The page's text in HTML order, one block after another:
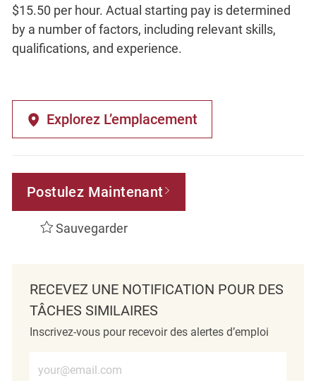
$15.50 per hour. Actual starting pay is determined
by a number of factors, including relevant skills,
qualifications, and experience.
Explorez L’emplacement
Postulez Maintenant
Sauvegarder
RECEVEZ UNE NOTIFICATION POUR DES
TÂCHES SIMILAIRES
Inscrivez-vous pour recevoir des alertes d’emploi